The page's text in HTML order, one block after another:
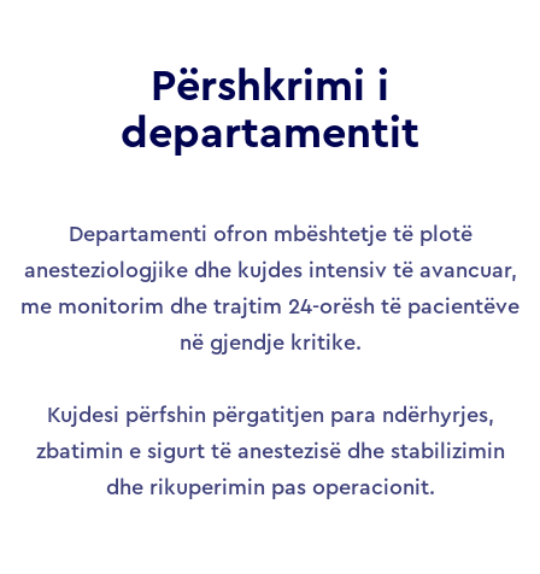
Përshkrimi i
departamentit
Departamenti ofron mbështetje të plotë
anesteziologjike dhe kujdes intensiv të avancuar,
me monitorim dhe trajtim 24-orësh të pacientëve
në gjendje kritike.
Kujdesi përfshin përgatitjen para ndërhyrjes,
zbatimin e sigurt të anestezisë dhe stabilizimin
dhe rikuperimin pas operacionit.